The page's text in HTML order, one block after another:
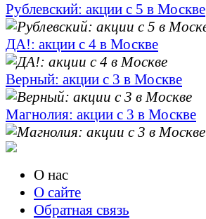
Рублевский: акции с 5 в Москве
ДА!: акции с 4 в Москве
Верный: акции с 3 в Москве
Магнолия: акции с 3 в Москве
О нас
О сайте
Обратная связь